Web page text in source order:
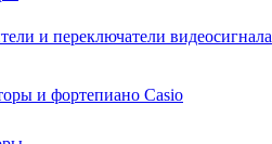
и переключатели видеосигнала
и фортепиано Casio